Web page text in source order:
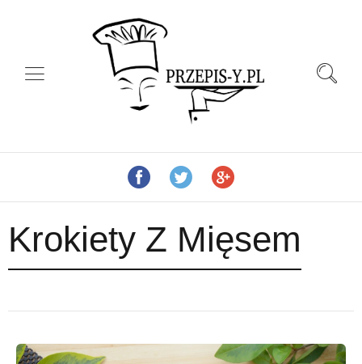
Krokiety Z Mięsem